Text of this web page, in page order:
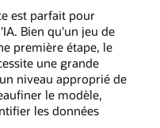
est parfait pour
Bien qu'un jeu de
première étape, le
une grande
niveau approprié de
le modèle,
les données